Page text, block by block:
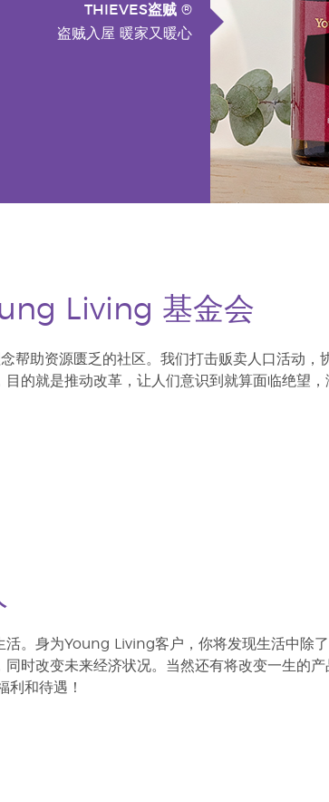
THIEVES盗贼 ®
盗贼入屋 暖家又暖心
Living 基金会
帮助资源匮乏的社区。我们打击贩卖人口活动，
的就是推动改革，让人们意识到就算面临绝望
。身为Young Living客户，你将发现生活中除
时改变未来经济状况。当然还有将改变一生的
和待遇！